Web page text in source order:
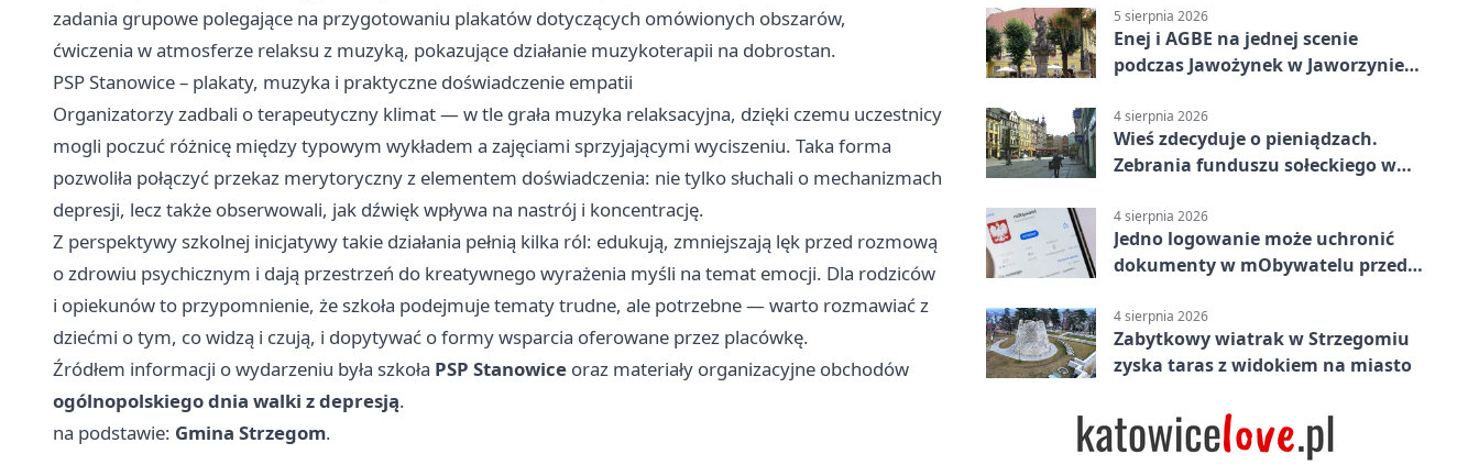
zadania grupowe polegające na przygotowaniu plakatów dotyczących omówionych obszarów,
ćwiczenia w atmosferze relaksu z muzyką, pokazujące działanie muzykoterapii na dobrostan.
PSP Stanowice – plakaty, muzyka i praktyczne doświadczenie empatii
Organizatorzy zadbali o terapeutyczny klimat — w tle grała muzyka relaksacyjna, dzięki czemu uczestnicy
mogli poczuć różnicę między typowym wykładem a zajęciami sprzyjającymi wyciszeniu. Taka forma
pozwoliła połączyć przekaz merytoryczny z elementem doświadczenia: nie tylko słuchali o mechanizmach
depresji, lecz także obserwowali, jak dźwięk wpływa na nastrój i koncentrację.
Z perspektywy szkolnej inicjatywy takie działania pełnią kilka ról: edukują, zmniejszają lęk przed rozmową
o zdrowiu psychicznym i dają przestrzeń do kreatywnego wyrażenia myśli na temat emocji. Dla rodziców
i opiekunów to przypomnienie, że szkoła podejmuje tematy trudne, ale potrzebne — warto rozmawiać z
dziećmi o tym, co widzą i czują, i dopytywać o formy wsparcia oferowane przez placówkę.
Źródłem informacji o wydarzeniu była szkoła PSP Stanowice oraz materiały organizacyjne obchodów
ogólnopolskiego dnia walki z depresją.
na podstawie: Gmina Strzegom.
5 sierpnia 2026
Enej i AGBE na jednej scenie
podczas Jawożynek w Jaworzynie
4 sierpnia 2026
Wieś zdecyduje o pieniądzach.
Zebrania funduszu sołeckiego w
4 sierpnia 2026
Jedno logowanie może uchronić
dokumenty w mObywatelu przed
4 sierpnia 2026
Zabytkowy wiatrak w Strzegomiu
zyska taras z widokiem na miasto